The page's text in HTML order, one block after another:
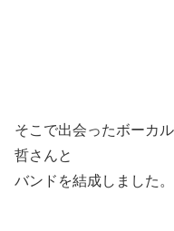
そこで出会ったボーカ
哲さんと
バンドを結成しました。